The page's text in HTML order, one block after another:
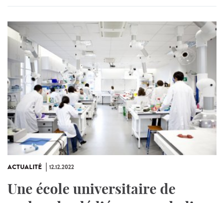
ACTUALITÉ 12.12.2022
Une école universitaire de